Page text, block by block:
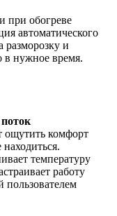
при обогреве
автоматического
и
в нужное время.
ощутить комфорт
температуру
работу
пользователем